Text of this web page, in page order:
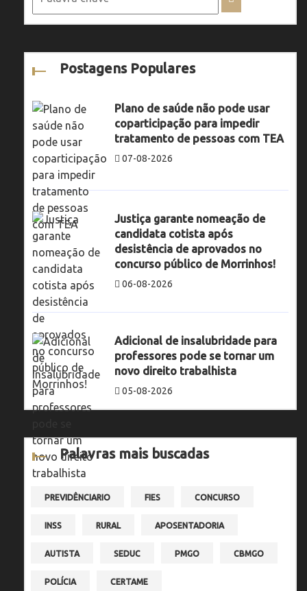
Postagens Populares
Plano de saúde não pode usar
coparticipação para impedir
tratamento de pessoas com TEA
07-08-2026
Justiça garante nomeação de
candidata cotista após
desistência de aprovados no
concurso público de Morrinhos!
06-08-2026
Adicional de insalubridade para
professores pode se tornar um
novo direito trabalhista
05-08-2026
Palavras mais buscadas
PREVIDÊNCIARIO FIES CONCURSO
INSS RURAL APOSENTADORIA
AUTISTA SEDUC PMGO CBMGO
POLÍCIA CERTAME